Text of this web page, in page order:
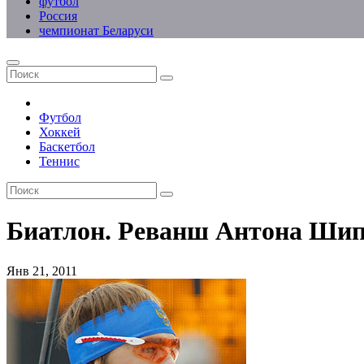
Россия
чемпионат Беларуси
Футбол
Хоккей
Баскетбол
Теннис
Биатлон. Реванш Антона
Янв 21, 2011